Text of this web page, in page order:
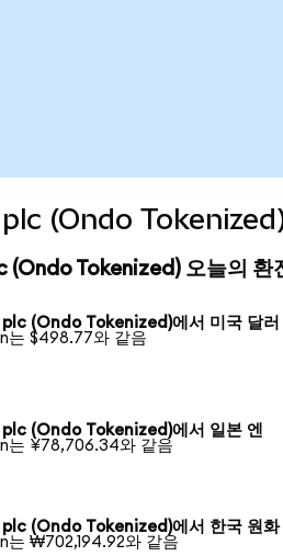
(Ondo Tokenized)
(Ondo Tokenized) 오늘의 환
(Ondo Tokenized)에서 미국 달러
는 $498.77와 같음
(Ondo Tokenized)에서 일본 엔
는 ¥78,706.34와 같음
(Ondo Tokenized)에서 한국 원화
는 ₩702,194.92와 같음